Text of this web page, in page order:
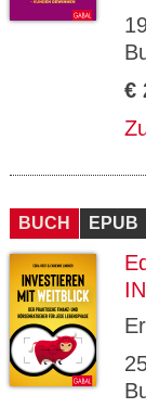
€
BUCH EPUB